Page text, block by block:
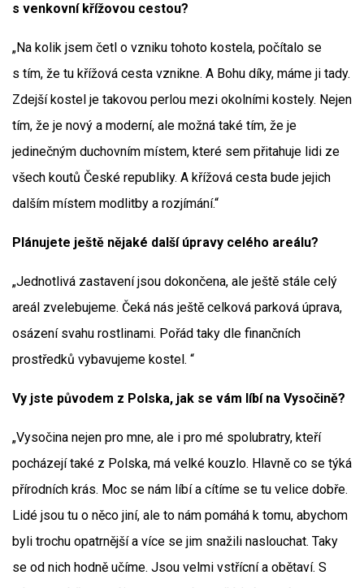
s venkovní křížovou cestou?
„Na kolik jsem četl o vzniku tohoto kostela, počítalo se
s tím, že tu křížová cesta vznikne. A Bohu díky, máme ji tady.
Zdejší kostel je takovou perlou mezi okolními kostely. Nejen
tím, že je nový a moderní, ale možná také tím, že je
jedinečným duchovním místem, které sem přitahuje lidi ze
všech koutů České republiky. A křížová cesta bude jejich
dalším místem modlitby a rozjímání.“
Plánujete ještě nějaké další úpravy celého areálu?
„Jednotlivá zastavení jsou dokončena, ale ještě stále celý
areál zvelebujeme. Čeká nás ještě celková parková úprava,
osázení svahu rostlinami. Pořád taky dle finančních
prostředků vybavujeme kostel. “
Vy jste původem z Polska, jak se vám líbí na Vysočině?
„Vysočina nejen pro mne, ale i pro mé spolubratry, kteří
pocházejí také z Polska, má velké kouzlo. Hlavně co se týká
přírodních krás. Moc se nám líbí a cítíme se tu velice dobře.
Lidé jsou tu o něco jiní, ale to nám pomáhá k tomu, abychom
byli trochu opatrnější a více se jim snažili naslouchat. Taky
se od nich hodně učíme. Jsou velmi vstřícní a obětaví. S